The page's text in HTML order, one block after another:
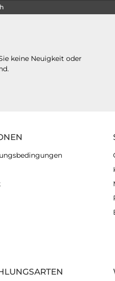
keine Neuigkeit oder